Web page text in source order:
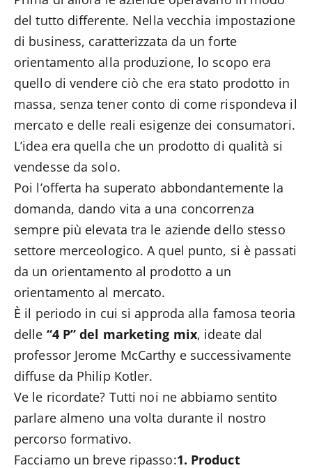
del tutto differente. Nella vecchia impostazione
di business, caratterizzata da un forte
orientamento alla produzione, lo scopo era
quello di vendere ciò che era stato prodotto in
massa, senza tener conto di come rispondeva il
mercato e delle reali esigenze dei consumatori.
L’idea era quella che un prodotto di qualità si
vendesse da solo.
Poi l’offerta ha superato abbondantemente la
domanda, dando vita a una concorrenza
sempre più elevata tra le aziende dello stesso
settore merceologico. A quel punto, si è passati
da un orientamento al prodotto a un
orientamento al mercato.
È il periodo in cui si approda alla famosa teoria
delle “4 P” del marketing mix, ideate dal
professor Jerome McCarthy e successivamente
diffuse da Philip Kotler.
Ve le ricordate? Tutti noi ne abbiamo sentito
parlare almeno una volta durante il nostro
percorso formativo.
Facciamo un breve ripasso:1. Product